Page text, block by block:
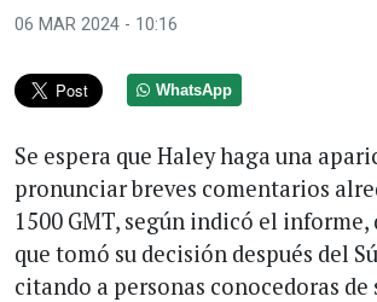
06 MAR 2024 - 10:16
WhatsApp
Se espera que Haley haga una
pronunciar breves comentarios
1500 GMT, según indicó el informe,
que tomó su decisión después del
citando a personas conocedoras de